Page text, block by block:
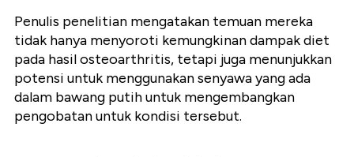
Penulis penelitian mengatakan temuan mereka
tidak hanya menyoroti kemungkinan dampak diet
pada hasil osteoarthritis, tetapi juga menunjukkan
potensi untuk menggunakan senyawa yang ada
dalam bawang putih untuk mengembangkan
pengobatan untuk kondisi tersebut.